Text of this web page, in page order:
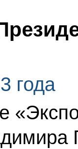
года